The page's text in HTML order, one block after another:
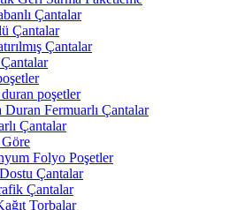
Çantalar
Çantalar
Çantalar
poşetler
Duran Fermuarlı Çantalar
Çantalar
Folyo Poşetler
Çantalar
Çantalar
Torbalar